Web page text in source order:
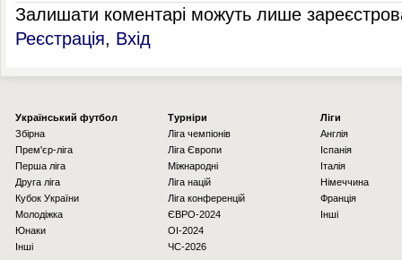
Залишати коментарі можуть лише
Реєстрація, Вхід
Українcький футбол
Збірна
Прем'єр-ліга
Перша ліга
Друга ліга
Кубок України
Молодіжка
Юнаки
Інші
Турніри
Ліга чемпіонів
Ліга Європи
Міжнародні
Ліга націй
Ліга конференцій
ЄВРО-2024
OI-2024
ЧС-2026
Ліги
Англія
Іспанія
Італія
Німеччина
Франція
Інші